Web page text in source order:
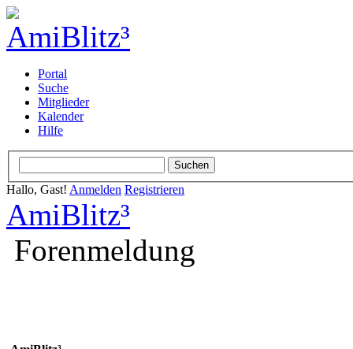
Portal
Suche
Mitglieder
Kalender
Hilfe
Hallo, Gast! Anmelden Registrieren
AmiBlitz³
Forenmeldung